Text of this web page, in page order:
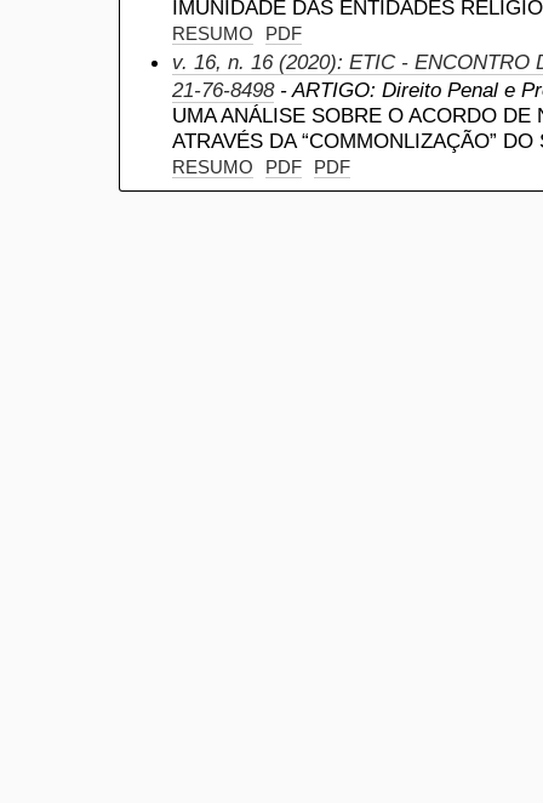
IMUNIDADE DAS ENTIDADES
RESUMO PDF
v. 16, n. 16 (2020): ETIC - ENCONTRO
21-76-8498- ARTIGO: Direito Penal e
UMA ANÁLISE SOBRE O ACORDO DE
ATRAVÉS DA “COMMONLIZAÇÃO” DO
RESUMO PDF PDF